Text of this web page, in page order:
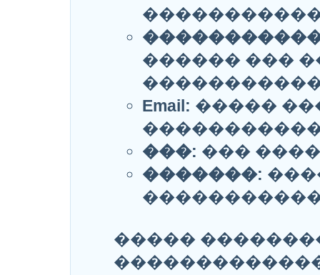
������ ���
Email: �����
���: ���
�������:
�����